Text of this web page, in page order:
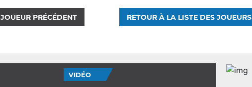
JOUEUR PRÉCÉDENT RETOUR À LA LISTE DES JOUEURS
VIDÉO